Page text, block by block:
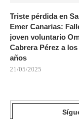
Triste pérdida en
Emer Canarias:
joven voluntario
Cabrera Pérez a los
años
21/05/2025